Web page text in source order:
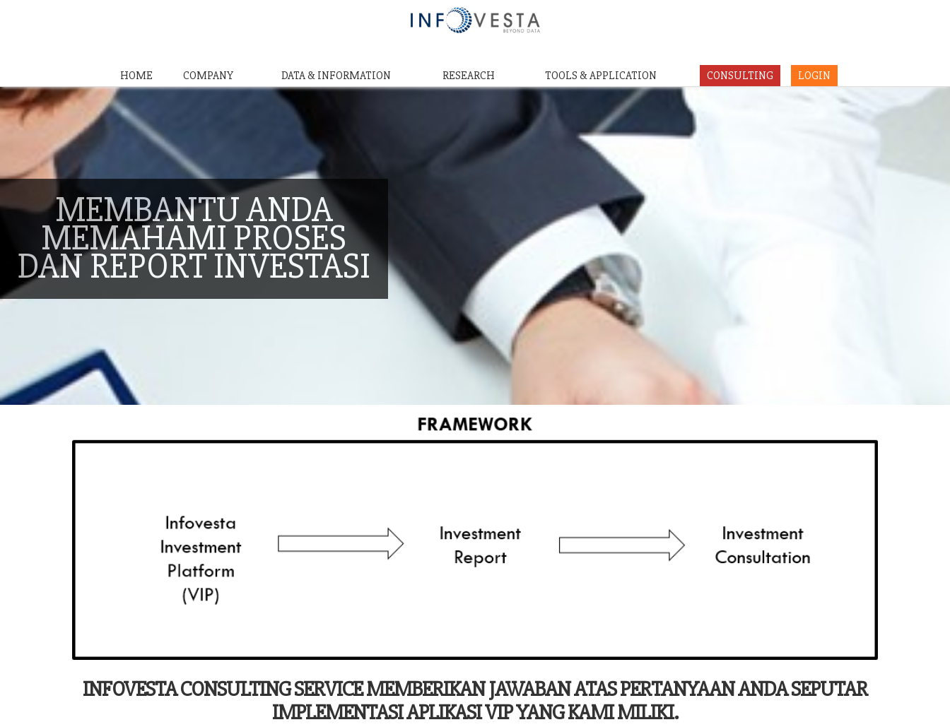
HOME COMPANY DATA & INFORMATION RESEARCH TOOLS & APPLICATION CONSULTING LOGIN
MEMBANTU ANDA
MEMAHAMI PROSES
DAN REPORT INVESTASI
INFOVESTA CONSULTING SERVICE MEMBERIKAN JAWABAN ATAS PERTANYAAN ANDA SEPUTAR
IMPLEMENTASI APLIKASI VIP YANG KAMI MILIKI.